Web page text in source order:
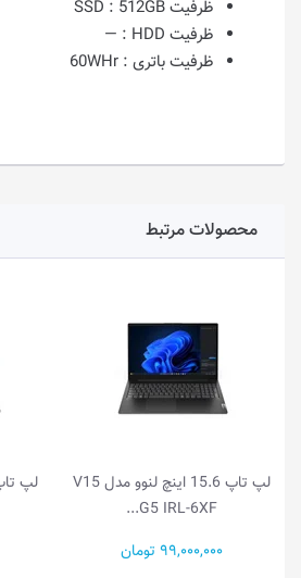
ظرفیت SSD :512GB
ظرفیت HDD :
—
ظرفیت باتری : 60WHr
محصولات مرتبط
لپ تاپ 15.6 اینچ لنوو مدل V15
G5 IRL-6XF...
99,000,000 تومان